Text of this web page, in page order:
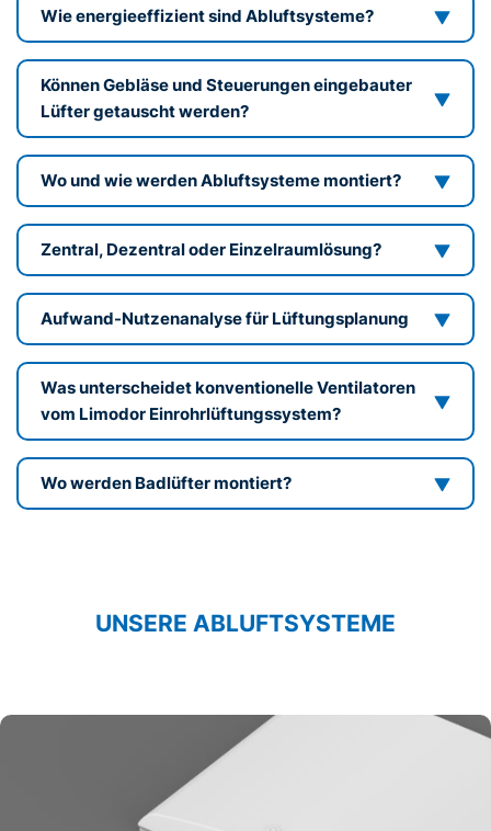
Wie energieeffizient sind Abluftsysteme?
Können Gebläse und Steuerungen eingebauter
Lüfter getauscht werden?
Wo und wie werden Abluftsysteme montiert?
Zentral, Dezentral oder Einzelraumlösung?
Aufwand-Nutzenanalyse für Lüftungsplanung
Was unterscheidet konventionelle Ventilatoren
vom Limodor Einrohrlüftungssystem?
Wo werden Badlüfter montiert?
UNSERE ABLUFTSYSTEME